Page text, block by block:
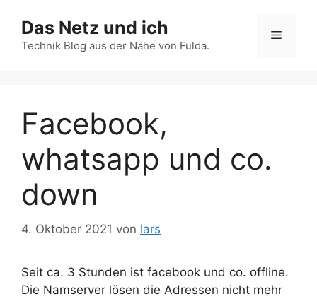
Inhalt
springen
Das Netz und ich
Technik Blog aus der Nähe von Fulda.
Menü
Facebook,
whatsapp und co.
down
4. Oktober 2021 von lars
Seit ca. 3 Stunden ist facebook und co. offline.
Die Namserver lösen die Adressen nicht mehr